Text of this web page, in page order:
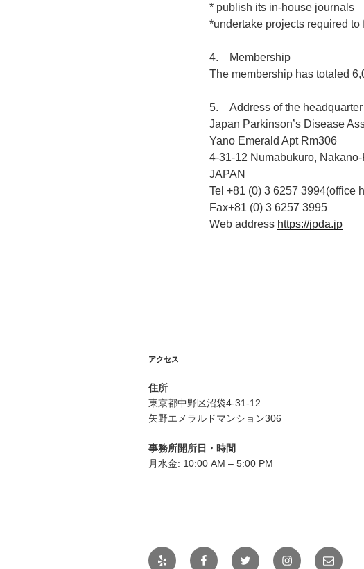
* publish its in-house journals
*undertake projects required
4. Membership
The membership has totaled
5. Address of the headquarter
Japan Parkinson’s Disease
Yano Emerald Apt Rm306
4-31-12 Numabukuro,
JAPAN
Tel +81 (0) 3 6257 3994(office
Fax+81 (0) 3 6257 3995
Web address https://jpda.jp
アクセス
住所
東京都中野区沼袋4-31-12
矢野エメラルドマンション306
事務所開所日・時間
月水金: 10:00 AM – 5:00 PM
Yelp FacebookTwitter Instagramメ